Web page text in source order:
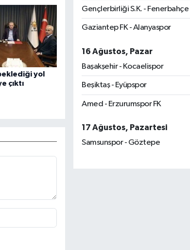
yol
çıktı
Gençlerbirliği S.K. - Fenerbahçe
Gaziantep FK - Alanyaspor
16 Ağustos, Pazar
Başakşehir - Kocaelispor
Beşiktaş - Eyüpspor
Amed - Erzurumspor FK
17 Ağustos, Pazartesi
Samsunspor - Göztepe